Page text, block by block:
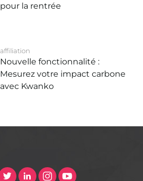
pour la rentrée
affiliation
Nouvelle fonctionnalité :
Mesurez votre impact carbone
avec Kwanko